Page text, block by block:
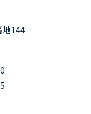
地144